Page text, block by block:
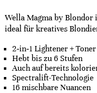
Wella Magma by
ideal für kreatives
2‑in‑1 Lightener + Toner
Hebt bis zu 6 Stufen
Auch auf bereits
Spectralift-Technologie
16 mischbare Nuancen